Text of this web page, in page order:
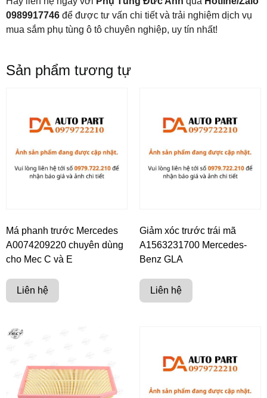
0989917746 để được tư vấn chi tiết và trải nghiệm dịch vụ
mua sắm phụ tùng ô tô chuyên nghiệp, uy tín nhất!
Sản phẩm tương tự
Má phanh trước Mercedes
A0074209220 chuyên dùng
cho Mec C và E
Liên hệ
Giảm xóc trước trái mã
A1563231700 Mercedes-
Benz GLA
Liên hệ